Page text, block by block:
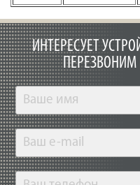
ИНТЕРЕСУЕТ